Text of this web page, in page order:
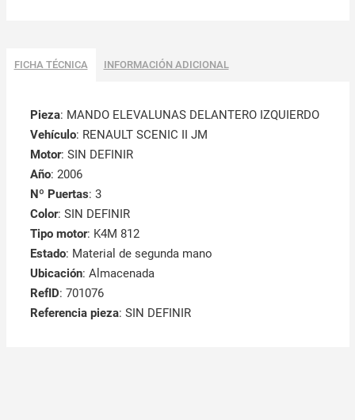
FICHA TÉCNICA INFORMACIÓN ADICIONAL
Pieza: MANDO ELEVALUNAS DELANTERO IZQUIERDO
Vehículo: RENAULT SCENIC II JM
Motor: SIN DEFINIR
Año: 2006
Nº Puertas: 3
Color: SIN DEFINIR
Tipo motor: K4M 812
Estado: Material de segunda mano
Ubicación: Almacenada
RefID: 701076
Referencia pieza: SIN DEFINIR